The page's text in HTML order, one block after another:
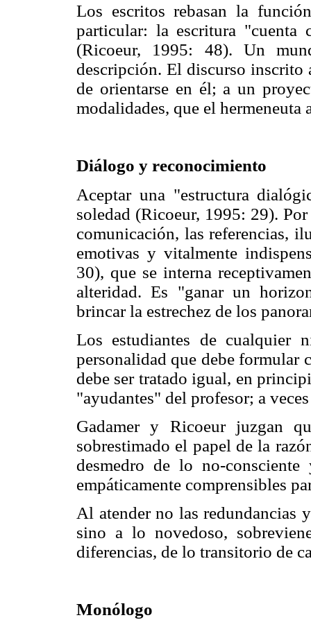
Los escritos rebasan la
particular: la escritura
(Ricoeur, 1995: 48). Un
descripción. El discurso inscrito
de orientarse en él; a un
modalidades, que el
Diálogo y reconocimiento
Aceptar una "estructura
soledad (Ricoeur, 1995: 29).
comunicación, las referencias,
emotivas y vitalmente
30), que se interna
alteridad. Es "ganar un
brincar la estrechez de los
Los estudiantes de cualquier
personalidad que debe
debe ser tratado igual, en
"ayudantes" del profesor; a
Gadamer y Ricoeur juzgan
sobrestimado el papel de la
desmedro de lo no-
empáticamente comprensibles
Al atender no las redundancias
sino a lo novedoso,
diferencias, de lo transitorio de
Monólogo